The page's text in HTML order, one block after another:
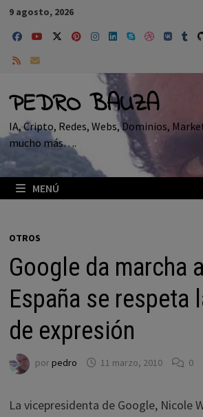
Saltar
contenido
9 agosto, 2026
PEDRO BAUZA
IA, Cripto, Redes, Webs, Dominios,
mucho más….
MENÚ
OTROS
Google da marcha
España se respeta
de expresión
porpedro 11 marzo, 2010 0
La vicepresidenta de Google, Nicole